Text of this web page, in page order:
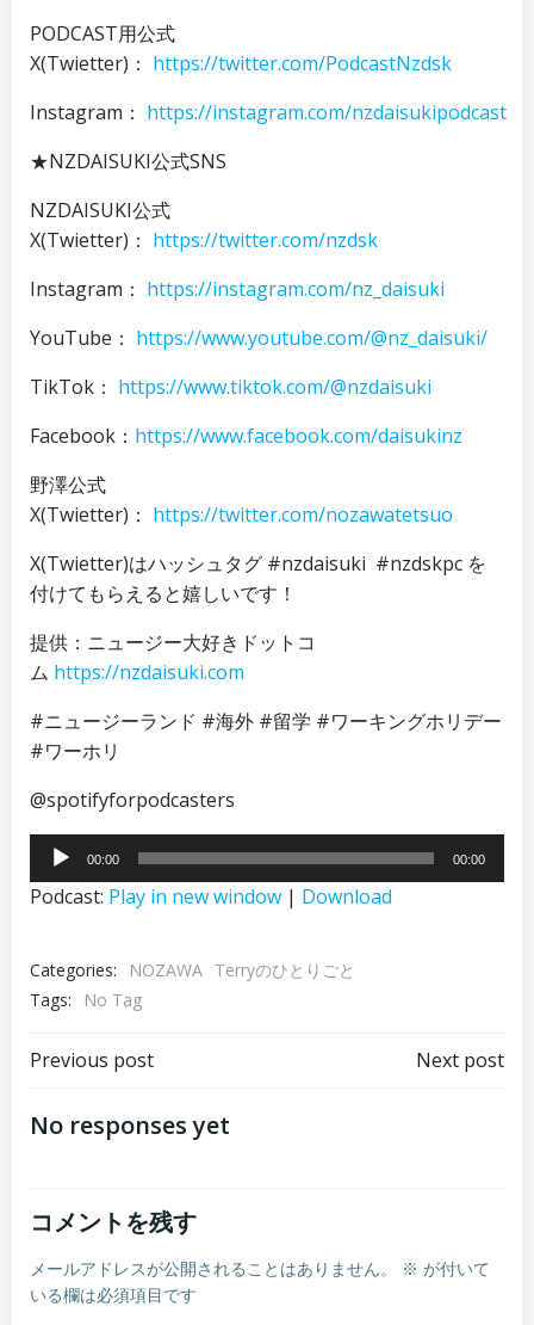
PODCAST用公式
X(Twietter)： https://twitter.com/PodcastNzdsk
Instagram： https://instagram.com/nzdaisukipodcast
★NZDAISUKI公式SNS
NZDAISUKI公式
X(Twietter)： https://twitter.com/nzdsk
Instagram： https://instagram.com/nz_daisuki
YouTube： https://www.youtube.com/@nz_daisuki/
TikTok： https://www.tiktok.com/@nzdaisuki
Facebook： https://www.facebook.com/daisukinz
野澤公式
X(Twietter)： https://twitter.com/nozawatetsuo
X(Twietter)はハッシュタグ #nzdaisuki #nzdskpc を
付けてもらえると嬉しいです！
提供：ニュージー大好きドットコ
ム https://nzdaisuki.com
#ニュージーランド #海外 #留学 #ワーキングホリデー
#ワーホリ
@spotifyforpodcasters
声
プ
ー
ヤ
00:00 00:00
Podcast: Play in new window | Download
Categories: NOZAWA Terryのひとりごと
Tags:
No Tag
投
稿
ビ
ゲ
Previous post
ビ
ゲ
Next post
No responses yet
コメントを残す
メールアドレスが公開されることはありません。 ※ が付いて
いる欄は必須項目です